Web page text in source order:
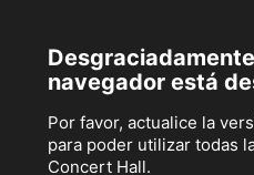
navegador está
Por favor, actualice la
para poder utilizar todas
Concert Hall.